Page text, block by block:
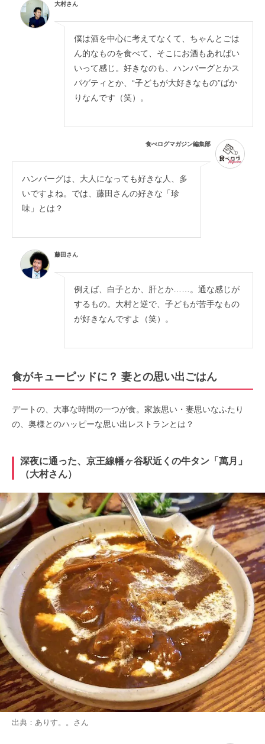
大村さん
僕は酒を中心に考えてなくて、ちゃんとごは
ん的なものを食べて、そこにお酒もあればい
いって感じ。好きなのも、ハンバーグとかス
パゲティとか、“子どもが大好きなもの”ばか
りなんです（笑）。
食べログマガジン編集部
ハンバーグは、大人になっても好きな人、多
いですよね。では、藤田さんの好きな「珍
味」とは？
藤田さん
例えば、白子とか、肝とか……。通な感じが
するもの。大村と逆で、子どもが苦手なもの
が好きなんですよ（笑）。
食がキューピッドに？ 妻との思い出ごはん
デートの、大事な時間の一つが食。家族思い・妻思いなふたり
の、奥様とのハッピーな思い出レストランとは？
深夜に通った、京王線幡ヶ谷駅近くの牛タン「萬月」
（大村さん）
出典： ありす。。 さん